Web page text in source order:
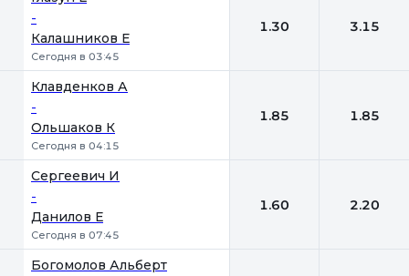
-
Калашников Е
Сегодня в 03:45
1.30 3.15
Клавденков А
-
Ольшаков К
Сегодня в 04:15
1.85 1.85
Сергеевич И
-
Данилов Е
Сегодня в 07:45
1.60 2.20
Богомолов Альберт